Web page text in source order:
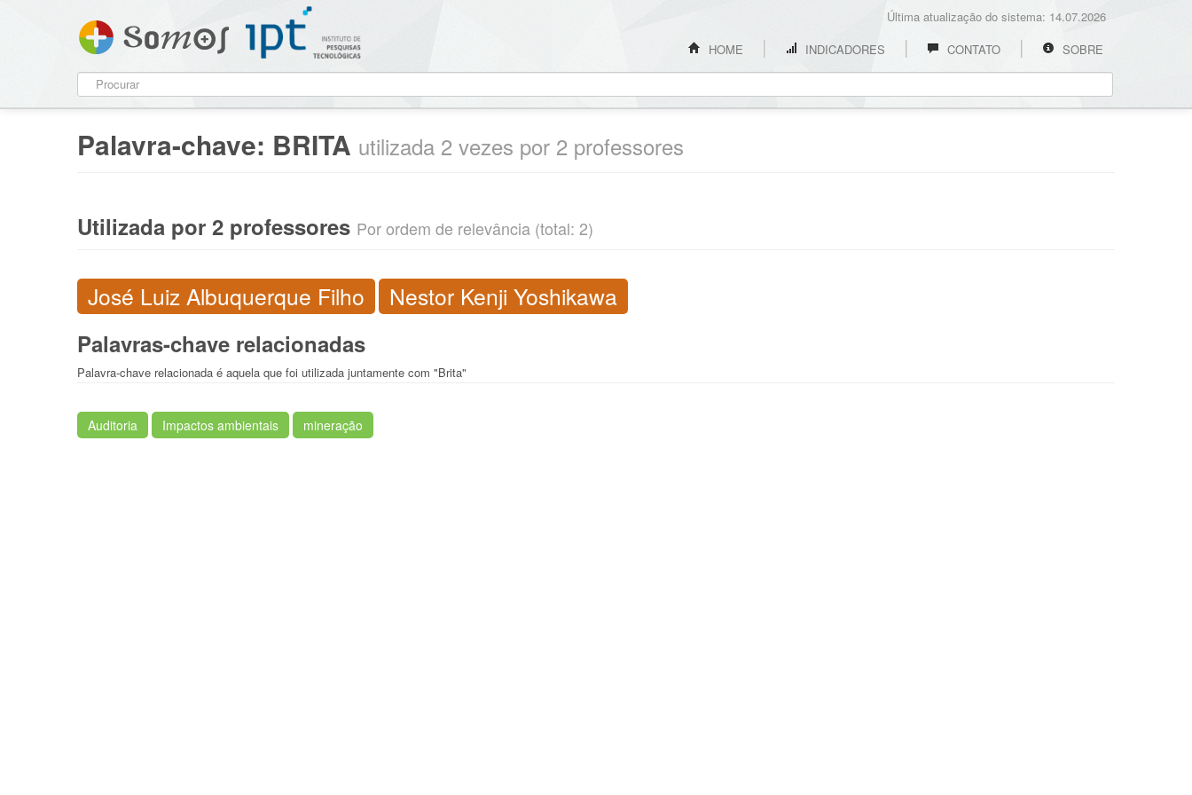
Última atualização do sistema: 14.07.2026
HOME
INDICADORES CONTATO SOBRE
Palavra-chave: BRITA utilizada 2 vezes por 2 professores
Utilizada por 2 professores Por ordem de relevância (total: 2)
José Luiz Albuquerque Filho Nestor Kenji Yoshikawa
Palavras-chave relacionadas
Palavra-chave relacionada é aquela que foi utilizada juntamente com "Brita"
Auditoria Impactos ambientais mineração